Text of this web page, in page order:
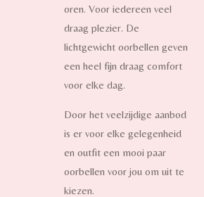
oren. Voor iedereen veel
draag plezier. De
lichtgewicht oorbellen geven
een heel fijn draag comfort
voor elke dag.
Door het veelzijdige aanbod
is er voor elke gelegenheid
en outfit een mooi paar
oorbellen voor jou om uit te
kiezen.